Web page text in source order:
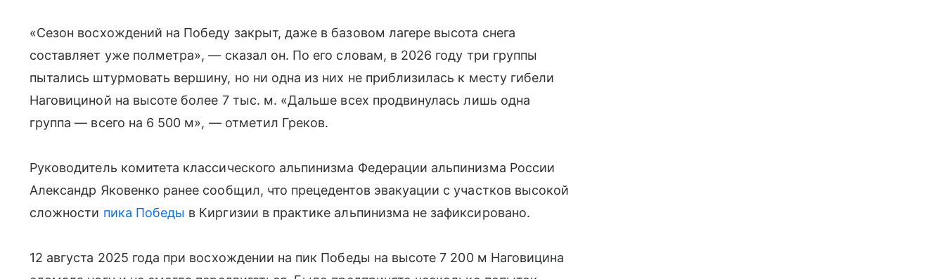
«Сезон восхождений на Победу закрыт, даже в базовом лагере высота снега
составляет уже полметра», — сказал он. По его словам, в 2026 году три группы
пытались штурмовать вершину, но ни одна из них не приблизилась к месту гибели
Наговициной на высоте более 7 тыс. м. «Дальше всех продвинулась лишь одна
группа — всего на 6 500 м», — отметил Греков.
Руководитель комитета классического альпинизма Федерации альпинизма России
Александр Яковенко ранее сообщил, что прецедентов эвакуации с участков высокой
сложности пика Победы в Киргизии в практике альпинизма не зафиксировано.
12 августа 2025 года при восхождении на пик Победы на высоте 7 200 м Наговицина